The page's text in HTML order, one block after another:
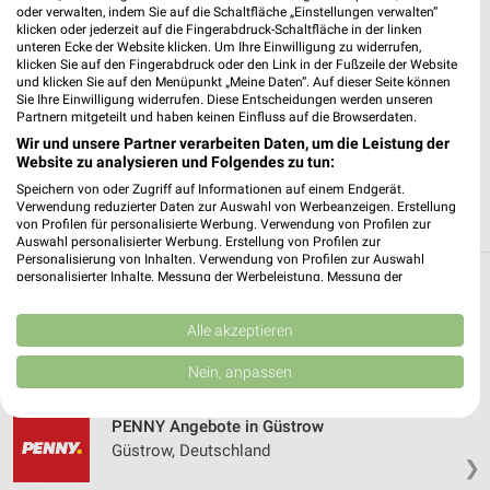
✔Standortgenaue Angebote
✔Folge deinem Lieblingshändler
✔Push-Benachrichtigungen bei neuen Prospekten
✔Einkaufsliste - Einkauf stressfrei planen
JETZT LADEN UND SPAREN!
und um Bützow
❯
PENNY Angebote in Güstrow
Güstrow, Deutschland
oder verwalten, indem Sie auf die Schaltfläche „Einstellungen verwalten“
klicken oder jederzeit auf die Fingerabdruck-Schaltfläche in der linken
unteren Ecke der Website klicken. Um Ihre Einwilligung zu widerrufen,
klicken Sie auf den Fingerabdruck oder den Link in der Fußzeile der Website
und klicken Sie auf den Menüpunkt „Meine Daten“. Auf dieser Seite können
Sie Ihre Einwilligung widerrufen. Diese Entscheidungen werden unseren
Partnern mitgeteilt und haben keinen Einfluss auf die Browserdaten.
Wir und unsere Partner verarbeiten Daten, um die Leistung der
Website zu analysieren und Folgendes zu tun:
Speichern von oder Zugriff auf Informationen auf einem Endgerät.
Verwendung reduzierter Daten zur Auswahl von Werbeanzeigen. Erstellung
von Profilen für personalisierte Werbung. Verwendung von Profilen zur
Auswahl personalisierter Werbung. Erstellung von Profilen zur
Personalisierung von Inhalten. Verwendung von Profilen zur Auswahl
personalisierter Inhalte. Messung der Werbeleistung. Messung der
Kombinationen von Daten aus verschiedenen Quellen. Entwicklung und
Verbesserung der Angebote. Verwendung reduzierter Daten zur Auswahl
von Inhalten.
Daten können außerhalb der Europäischen Union weitergegeben und in die
Website/App.
Partnerliste anzeigen (1 IAB-Anbieter)
Wir nutzen Ihre Daten für folgende Zwecke:
Alle akzeptieren
Nein, anpassen